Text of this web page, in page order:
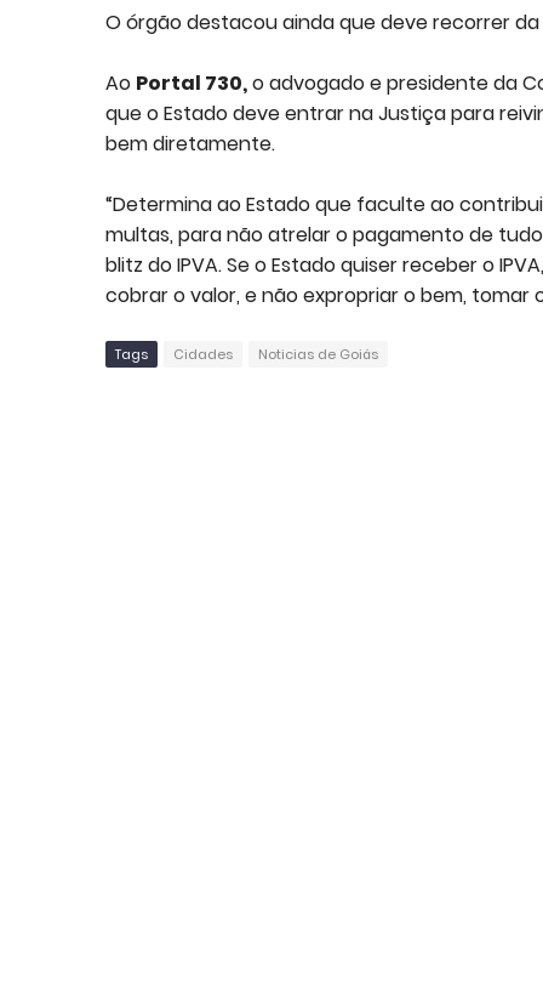
O órgão destacou ainda que deve recorrer
Ao Portal 730,o advogado e presidente da
que o Estado deve entrar na Justiça para
bem diretamente.
“Determina ao Estado que faculte ao
multas, para não atrelar o pagamento de
blitz do IPVA. Se o Estado quiser receber o
cobrar o valor, e não expropriar o bem, tomar
Tags Cidades Noticias de Goiás